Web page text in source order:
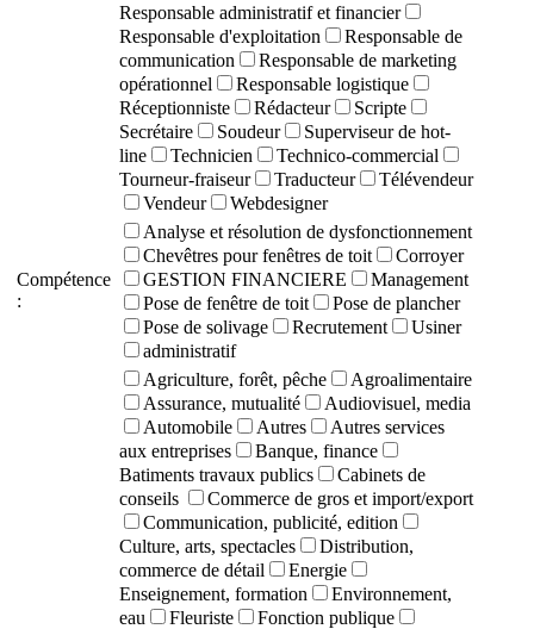
Responsable administratif et financier
Responsable d'exploitation
Responsable de
communication
Responsable de marketing
opérationnel
Responsable logistique
Réceptionniste
Rédacteur
Scripte
Secrétaire
Soudeur
Superviseur de hot-
line
Technicien
Technico-commercial
Tourneur-fraiseur
Traducteur
Télévendeur
Vendeur
Webdesigner
Compétence
:
Analyse et résolution de dysfonctionnement
Chevêtres pour fenêtres de toit
Corroyer
GESTION FINANCIERE
Management
Pose de fenêtre de toit
Pose de plancher
Pose de solivage
Recrutement
Usiner
administratif
Agriculture, forêt, pêche
Agroalimentaire
Assurance, mutualité
Audiovisuel, media
Automobile
Autres
Autres services
aux entreprises
Banque, finance
Batiments travaux publics
Cabinets de
conseils
Commerce de gros et import/export
Communication, publicité, edition
Culture, arts, spectacles
Distribution,
commerce de détail
Energie
Enseignement, formation
Environnement,
eau
Fleuriste
Fonction publique